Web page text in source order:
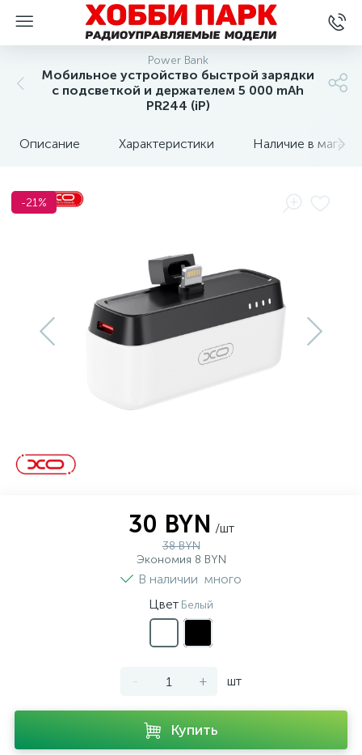
Power Bank
Мобильное устройство быстрой зарядки
с подсветкой и держателем 5 000 mAh
PR244 (iP)
Описание Характеристики Наличие в
-21%
30 BYN /шт
38 BYN
Экономия 8 BYN
В наличии много
Цвет Белый
- + шт
Купить